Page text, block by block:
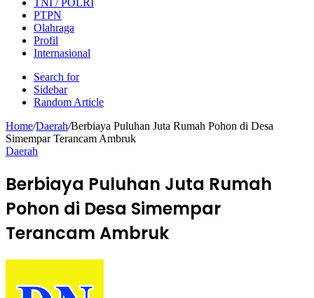
TNI / POLRI
PTPN
Olahraga
Profil
Internasional
Search for
Sidebar
Random Article
Home/Daerah/Berbiaya Puluhan Juta Rumah Pohon di Desa
Simempar Terancam Ambruk
Daerah
Berbiaya Puluhan Juta Rumah
Pohon di Desa Simempar
Terancam Ambruk